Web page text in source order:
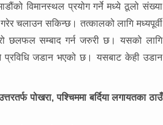
विमानस्थल प्रयोग गर्ने मध्ये ठूलो संख्या
चलाउन सकिन्छ। तत्कालको लागि मध्यपूर्वी
छलफल सम्बाद गर्न जरुरी छ। यसको लागि
प्रविधि जडान भएको छ। यसबाट केही उडान
पोखरा, पश्चिममा बर्दिया लगायतका ठाउँ